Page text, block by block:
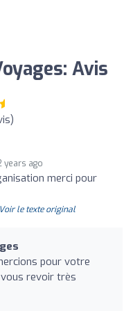
Avis
years ago
merci pour
Voir le texte original
pour votre
revoir très